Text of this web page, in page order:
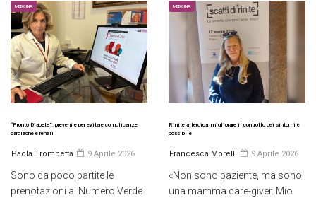
MEDICINA
“Pronto Diabete”: prevenire per evitare complicanze
cardiache e renali
Paola Trombetta 9 Aprile 2026
Sono da poco partite le
prenotazioni al Numero Verde
MEDICINA
Rinite allergica: migliorare il controllo dei sintomi è
possibile
Francesca Morelli 9 Aprile 2026
«Non sono paziente, ma sono
una mamma care-giver. Mio